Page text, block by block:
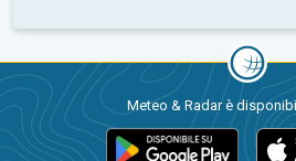
Meteo & Radar è